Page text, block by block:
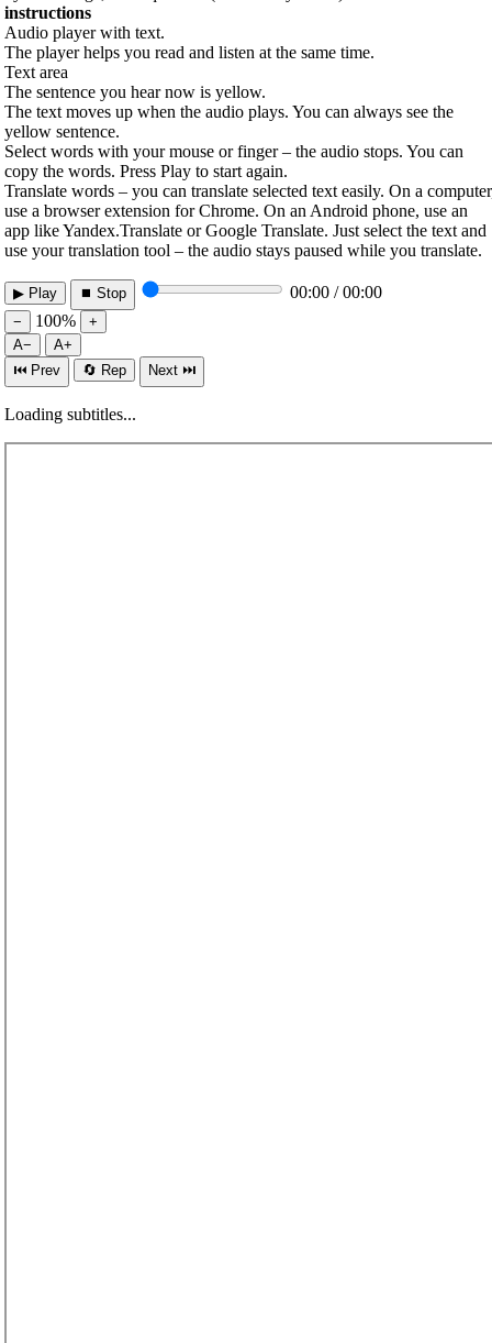
instructions
Audio player with text.
The player helps you read and listen at the same time.
Text area
The sentence you hear now is yellow.
The text moves up when the audio plays. You can always see the
yellow sentence.
Select words with your mouse or finger – the audio stops. You can
copy the words. Press Play to start again.
Translate words – you can translate selected text easily. On a
use a browser extension for Chrome. On an Android phone, use an
app like Yandex.Translate or Google Translate. Just select the text and
use your translation tool – the audio stays paused while you translate.
▶ Play ⏹ Stop 00:00 / 00:00
− 100%
+
A−
A+
⏮ Prev
🔄 Rep Next ⏭
Loading subtitles...